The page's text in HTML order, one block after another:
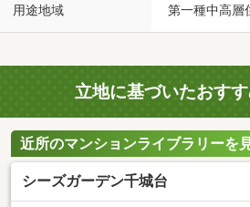
用途地域 第一種中高層
立地に基づいたおす
近所のマンションライブラリーを
シーズガーデン千城台